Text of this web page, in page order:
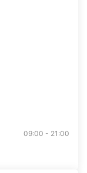
09:00 - 21:00